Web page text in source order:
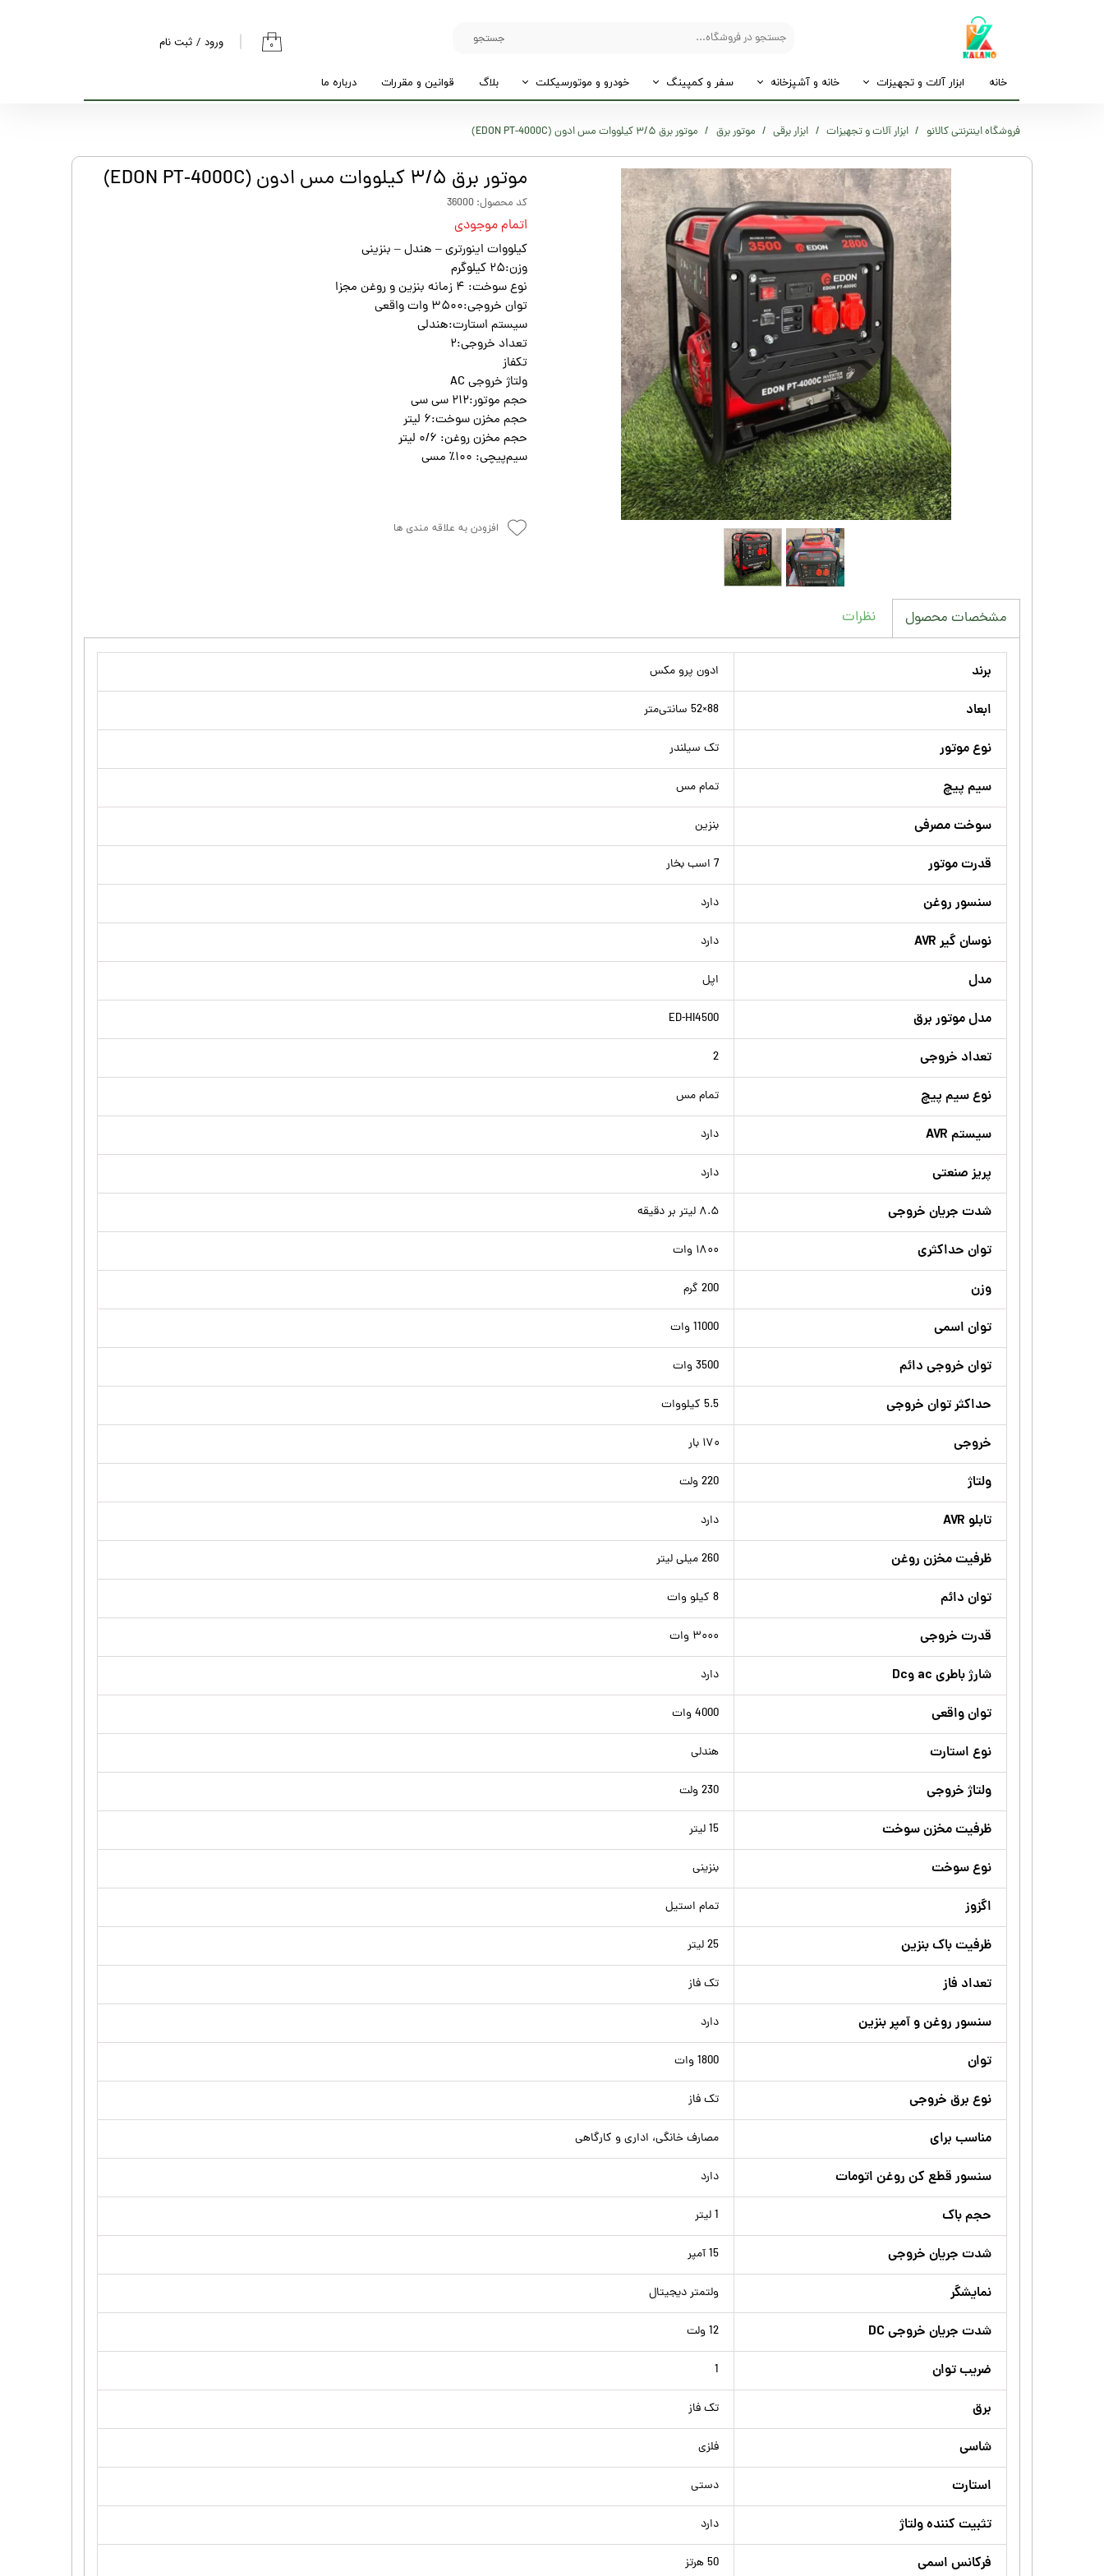
جستجو ۰ ورود / ثبت نام
تغییر گذر واژه
خروج از حساب
کاربری
خانه ابزار آلات و تجهیزات خانه و آشپزخانه سفر و کمپینگ خودرو و موتورسیکلت بلاگ قوانین و مقررات درباره ما
فروشگاه اینترنتی کالانو ابزار آلات و تجهیزات ابزار برقی موتور برق موتور برق ۳/۵ کیلووات مس ادون (EDON PT‑4000C)
موتور برق ۳/۵ کیلووات مس ادون (EDON PT‑4000C)
کد محصول: 36000
اتمام موجودی
کیلووات اینورتری – هندل – بنزینی
وزن:۲۵ کیلوگرم
نوع سوخت: ۴ زمانه بنزین و روغن مجزا
توان خروجی:۳۵۰۰ وات واقعی
سیستم استارت:هندلی
تعداد خروجی:۲
تکفاز
ولتاژ خروجی AC
حجم موتور:۲۱۲ سی سی
حجم مخزن سوخت:۶ لیتر
حجم مخزن روغن: ۰/۶ لیتر
سیم‌پیچی: ۱۰۰٪ مسی
افزودن به علاقه مندی ها
مشخصات محصول نظرات
برند ادون پرو مکس
ابعاد 88×52 سانتی‌متر
نوع موتور تک سیلندر
سیم پیچ تمام مس
سوخت مصرفی بنزین
قدرت موتور 7 اسب بخار
سنسور روغن دارد
نوسان گیر AVR دارد
مدل اپل
مدل موتور برق ED-HI4500
تعداد خروجی 2
نوع سیم پیچ تمام مس
سیستم AVR دارد
پریز صنعتی دارد
شدت جریان خروجی ۸.۵ لیتر بر دقیقه
توان حداکثری ۱۸۰۰ وات
وزن 200 گرم
توان اسمی 11000 وات
توان خروجی دائم 3500 وات
حداکثر توان خروجی 5.5 کیلووات
خروجی ۱۷۰ بار
ولتاژ 220 ولت
تابلو AVR دارد
ظرفیت مخزن روغن 260 میلی لیتر
توان دائم 8 کیلو وات
قدرت خروجی ۳۰۰۰ وات
شارژ باطری ac وDc دارد
توان واقعی 4000 وات
نوع استارت هندلی
ولتاژ خروجی 230 ولت
ظرفیت مخزن سوخت 15 لیتر
نوع سوخت بنزینی
اگزوز تمام استیل
ظرفیت باک بنزین 25 لیتر
تعداد فاز تک فاز
سنسور روغن و آمپر بنزین دارد
توان 1800 وات
نوع برق خروجی تک فاز
مناسب برای مصارف خانگی، اداری و کارگاهی
سنسور قطع کن روغن اتومات دارد
حجم باک 1 لیتر
شدت جریان‌ خروجی 15 آمپر
نمایشگر ولتمتر دیجیتال
شدت جریان خروجی DC 12 ولت
ضریب توان 1
برق تک فاز
شاسی فلزی
استارت دستی
تثبیت کننده ولتاژ دارد
فرکانس اسمی 50 هرتز